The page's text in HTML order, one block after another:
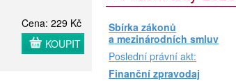
Cena: 229 Kč
KOUPIT
Sbírka zákonů
a mezinárodních smluv
Poslední právní akt:
Finanční zpravodaj